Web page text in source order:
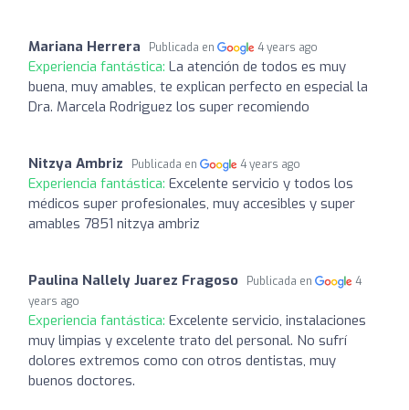
Mariana Herrera Publicada en 4 years ago
Experiencia fantástica: La atención de todos es muy
buena, muy amables, te explican perfecto en especial la
Dra. Marcela Rodriguez los super recomiendo
Nitzya Ambriz Publicada en 4 years ago
Experiencia fantástica: Excelente servicio y todos los
médicos super profesionales, muy accesibles y super
amables 7851 nitzya ambriz
Paulina Nallely Juarez Fragoso Publicada en
4
years ago
Experiencia fantástica: Excelente servicio, instalaciones
muy limpias y excelente trato del personal. No sufrí
dolores extremos como con otros dentistas, muy
buenos doctores.